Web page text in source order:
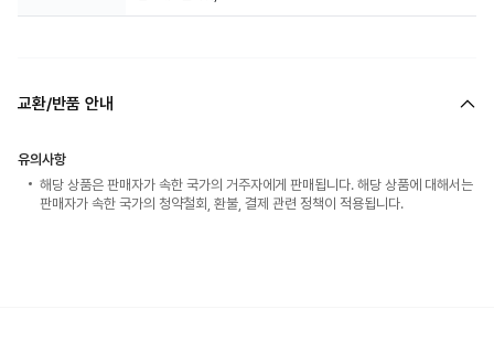
교환/반품 안내
유의사항
해당 상품은 판매자가 속한 국가의 거주자에게 판매됩니다. 해당 상품에 대해서는
판매자가 속한 국가의 청약철회, 환불, 결제 관련 정책이 적용됩니다.